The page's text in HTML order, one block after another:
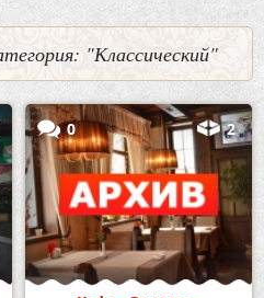
"Классический"
0 2